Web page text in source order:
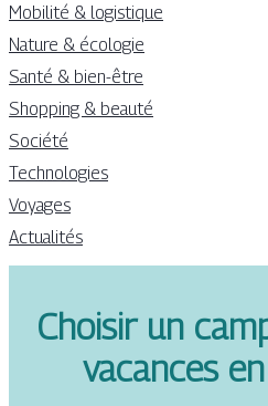
Mobilité & logistique
Nature & écologie
Santé & bien-être
Shopping & beauté
Société
Technologies
Voyages
Actualités
Choisir un
vacances